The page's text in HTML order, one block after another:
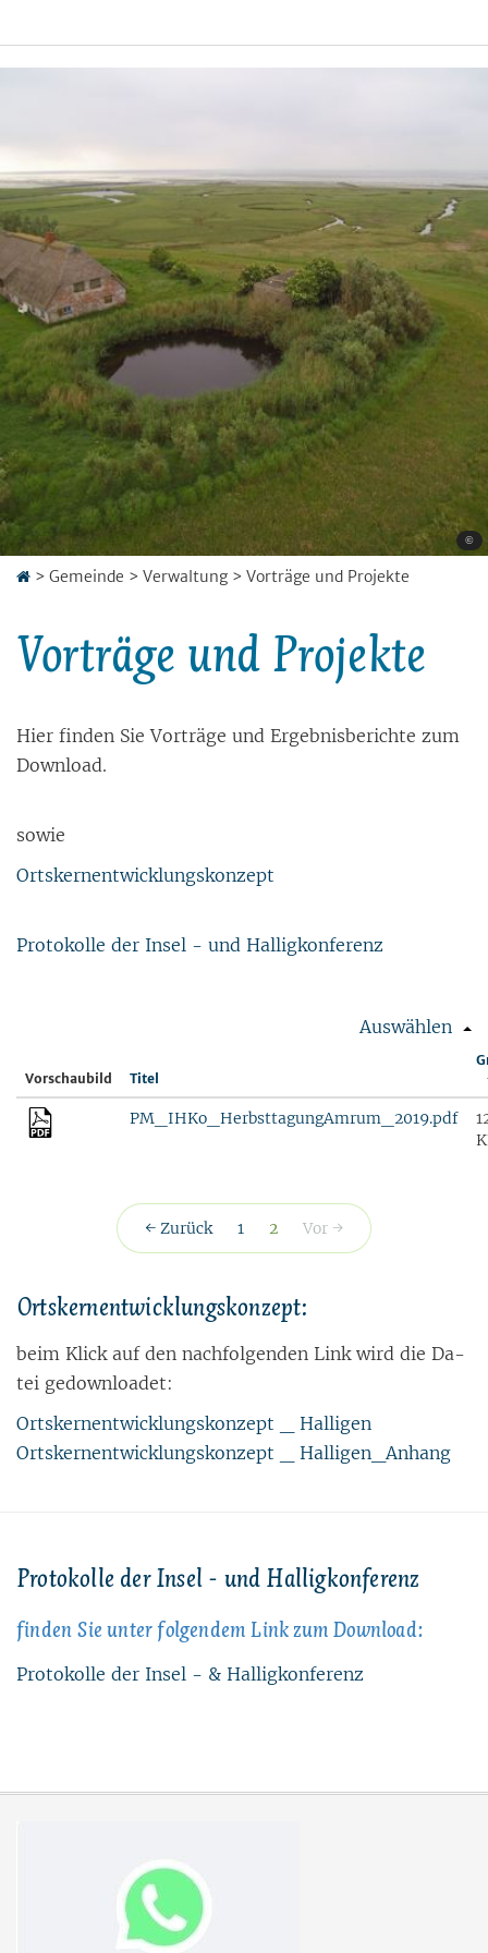
©
> Gemeinde > Verwaltung > Vorträge und Projekte
Vorträge und Projekte
Hier fin­den Sie Vor­trä­ge und Er­geb­nis­be­rich­te zum
Down­load.
so­wie
Orts­kern­ent­wick­lungs­kon­zept
Pro­to­kol­le der In­sel - und Hal­lig­kon­fe­renz
Auswählen
Vorschaubild Titel
PM_IHKo_HerbsttagungAmrum_2019.pdf
← Zurück 1 2(aktuell)
Vor →
Orts­kern­ent­wick­lungs­kon­zept:
beim Klick auf den nach­fol­gen­den Link wird die Da­
tei ge­down­loa­det:
Ortskernentwicklungskonzept _ Halligen
Ortskernentwicklungskonzept _ Halligen_Anhang
Pro­to­kol­le der In­sel - und Hal­lig­kon­fe­renz
fin­den Sie un­ter fol­gen­dem Link zum Down­load:
Pro­to­kol­le der In­sel - & Hal­lig­kon­fe­renz